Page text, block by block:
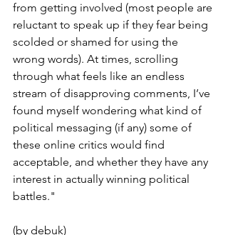
from getting involved (most people are
reluctant to speak up if they fear being
scolded or shamed for using the
wrong words). At times, scrolling
through what feels like an endless
stream of disapproving comments, I’ve
found myself wondering what kind of
political messaging (if any) some of
these online critics would find
acceptable, and whether they have any
interest in actually winning political
battles."
(by debuk)